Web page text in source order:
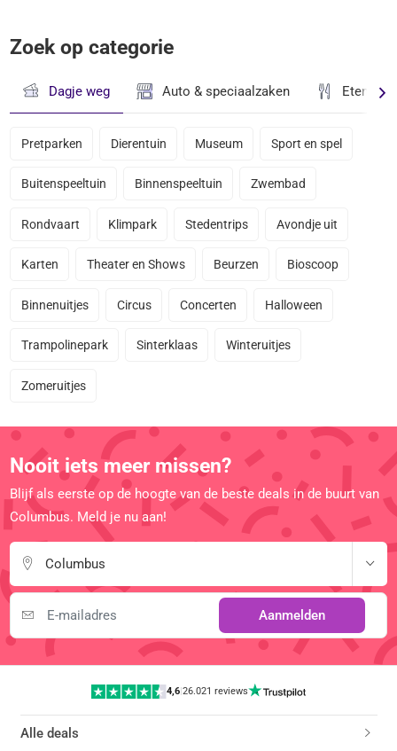
Zoek op categorie
Dagje weg Auto & speciaalzaken Eten &
Pretparken Dierentuin Museum Sport en spel
Buitenspeeltuin Binnenspeeltuin Zwembad
Rondvaart Klimpark Stedentrips Avondje uit
Karten Theater en Shows Beurzen Bioscoop
Binnenuitjes Circus Concerten Halloween
Trampolinepark Sinterklaas Winteruitjes
Zomeruitjes
Nooit iets meer missen?
Blijf als eerste op de hoogte van de beste deals in de buurt van
Columbus. Meld je nu aan!
Columbus
Aanmelden
4,6|26.021 reviews
Alle deals